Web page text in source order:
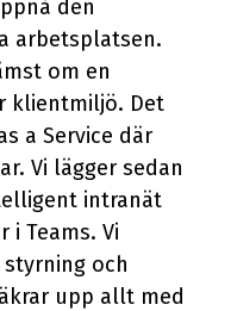
den
arbetsplatsen.
om en
klientmiljö. Det
a Service där
Vi lägger sedan
intranät
Teams. Vi
och
upp allt med